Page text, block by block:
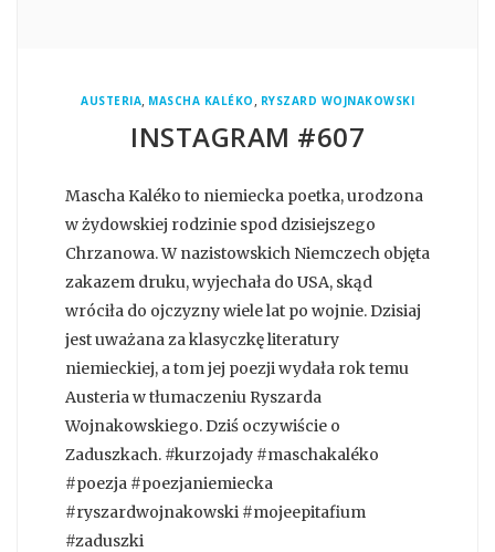
AUSTERIA, MASCHA KALÉKO , RYSZARD WOJNAKOWSKI
INSTAGRAM #607
Mascha Kaléko to niemiecka poetka, urodzona
w żydowskiej rodzinie spod dzisiejszego
Chrzanowa. W nazistowskich Niemczech objęta
zakazem druku, wyjechała do USA, skąd
wróciła do ojczyzny wiele lat po wojnie. Dzisiaj
jest uważana za klasyczkę literatury
niemieckiej, a tom jej poezji wydała rok temu
Austeria w tłumaczeniu Ryszarda
Wojnakowskiego. Dziś oczywiście o
Zaduszkach. #kurzojady #maschakaléko
#poezja #poezjaniemiecka
#ryszardwojnakowski #mojeepitafium
#zaduszki